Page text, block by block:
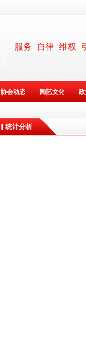
协会动态 陶艺文化
服务 自律 维权
统计分析